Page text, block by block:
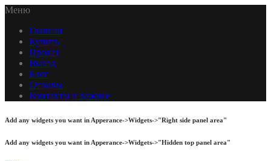
Меню
Главная
Купить
Прокат
Выезд
Блог
Отзывы
Контакты и важное
Add any widgets you want in Apperance->Widgets->"Right side panel area"
Add any widgets you want in Apperance->Widgets->"Hidden top panel area"